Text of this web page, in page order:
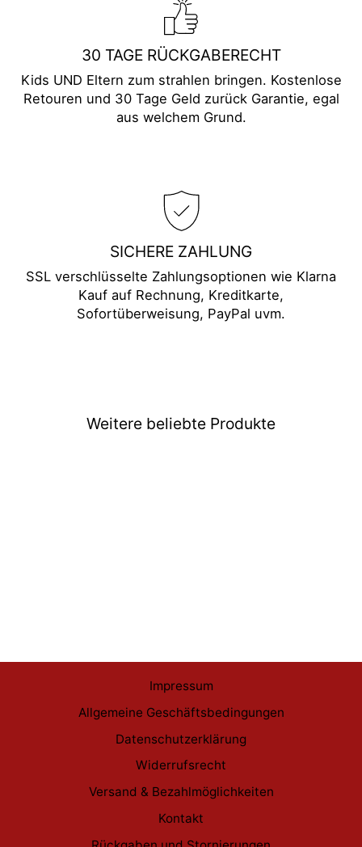
30 TAGE RÜCKGABERECHT
Kids UND Eltern zum strahlen bringen. Kostenlose
Retouren und 30 Tage Geld zurück Garantie, egal
aus welchem Grund.
SICHERE ZAHLUNG
SSL verschlüsselte Zahlungsoptionen wie Klarna
Kauf auf Rechnung, Kreditkarte,
Sofortüberweisung, PayPal uvm.
Weitere beliebte Produkte
Impressum
Allgemeine Geschäftsbedingungen
Datenschutzerklärung
Widerrufsrecht
Versand & Bezahlmöglichkeiten
Kontakt